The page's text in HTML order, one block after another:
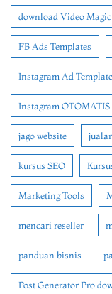
download Video Magic
FB Ads Templates
Instagram Ad
Instagram OTOMATIS
jago website
kursus SEO
Marketing Tools
mencari reseller
panduan bisnis
Post Generator Pro